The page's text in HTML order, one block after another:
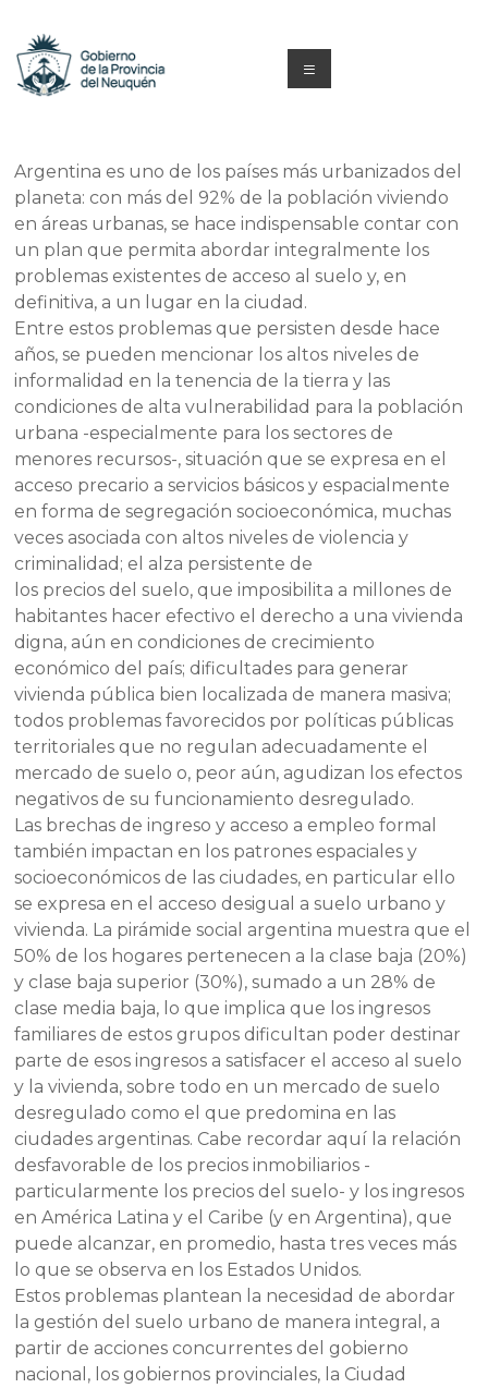
contenido
y
Formación
Neuquén
Menú
Argentina es uno de los países más urbanizados del
planeta: con más del 92% de la población viviendo
en áreas urbanas, se hace indispensable contar con
un plan que permita abordar integralmente los
problemas existentes de acceso al suelo y, en
definitiva, a un lugar en la ciudad.
Entre estos problemas que persisten desde hace
años, se pueden mencionar los altos niveles de
informalidad en la tenencia de la tierra y las
condiciones de alta vulnerabilidad para la población
urbana -especialmente para los sectores de
menores recursos-, situación que se expresa en el
acceso precario a servicios básicos y espacialmente
en forma de segregación socioeconómica, muchas
veces asociada con altos niveles de violencia y
criminalidad; el alza persistente de
los precios del suelo, que imposibilita a millones de
habitantes hacer efectivo el derecho a una vivienda
digna, aún en condiciones de crecimiento
económico del país; dificultades para generar
vivienda pública bien localizada de manera masiva;
todos problemas favorecidos por políticas públicas
territoriales que no regulan adecuadamente el
mercado de suelo o, peor aún, agudizan los efectos
negativos de su funcionamiento desregulado.
Las brechas de ingreso y acceso a empleo formal
también impactan en los patrones espaciales y
socioeconómicos de las ciudades, en particular ello
se expresa en el acceso desigual a suelo urbano y
vivienda. La pirámide social argentina muestra que el
50% de los hogares pertenecen a la clase baja (20%)
y clase baja superior (30%), sumado a un 28% de
clase media baja, lo que implica que los ingresos
familiares de estos grupos dificultan poder destinar
parte de esos ingresos a satisfacer el acceso al suelo
y la vivienda, sobre todo en un mercado de suelo
desregulado como el que predomina en las
ciudades argentinas. Cabe recordar aquí la relación
desfavorable de los precios inmobiliarios -
particularmente los precios del suelo- y los ingresos
en América Latina y el Caribe (y en Argentina), que
puede alcanzar, en promedio, hasta tres veces más
lo que se observa en los Estados Unidos.
Estos problemas plantean la necesidad de abordar
la gestión del suelo urbano de manera integral, a
partir de acciones concurrentes del gobierno
nacional, los gobiernos provinciales, la Ciudad